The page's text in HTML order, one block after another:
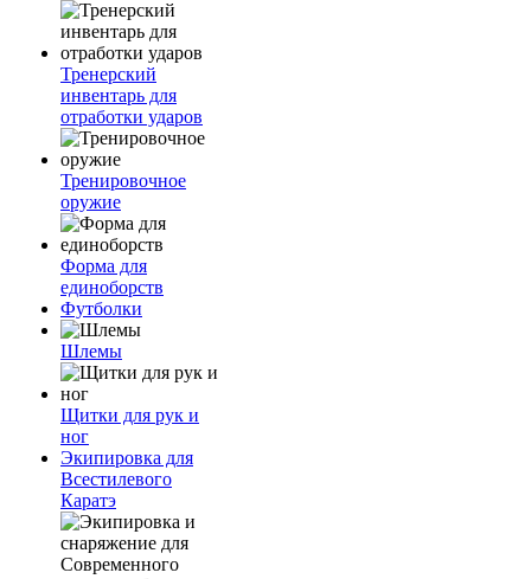
Тренерский
инвентарь для
отработки ударов
Тренировочное
оружие
Форма для
единоборств
Футболки
Шлемы
Щитки для рук и
ног
Экипировка для
Всестилевого
Каратэ